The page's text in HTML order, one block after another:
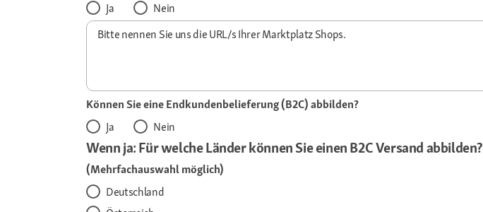
Ja
Nein
Bitte nennen Sie uns die URL/s Ihrer Marktplatz Shops.
Können Sie eine Endkundenbelieferung (B2C) abbilden?
Ja
Nein
Wenn ja: Für welche Länder können Sie einen B2C Versand abbilden?
(Mehrfachauswahl möglich)
Deutschland